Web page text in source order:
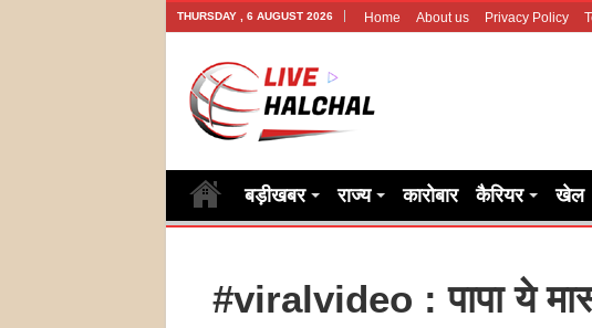
THURSDAY , 6 AUGUST 2026 Home About us Privacy Policy
बड़ीखबर राज्य कारोबार कैरियर खेल
#viralvideo : पापा ये